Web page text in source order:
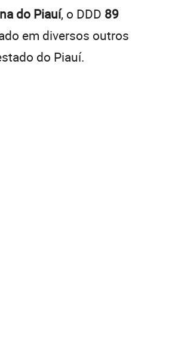
do Piauí, o DDD 89
em diversos outros
do Piauí.